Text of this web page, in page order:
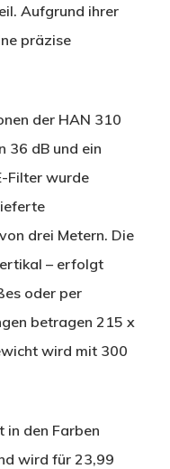
Aufgrund ihrer
präzise
der HAN 310
36 dB und ein
Filter wurde
drei Metern. Die
– erfolgt
oder per
betragen 215 x
wird mit 300
den Farben
wird für 23,99